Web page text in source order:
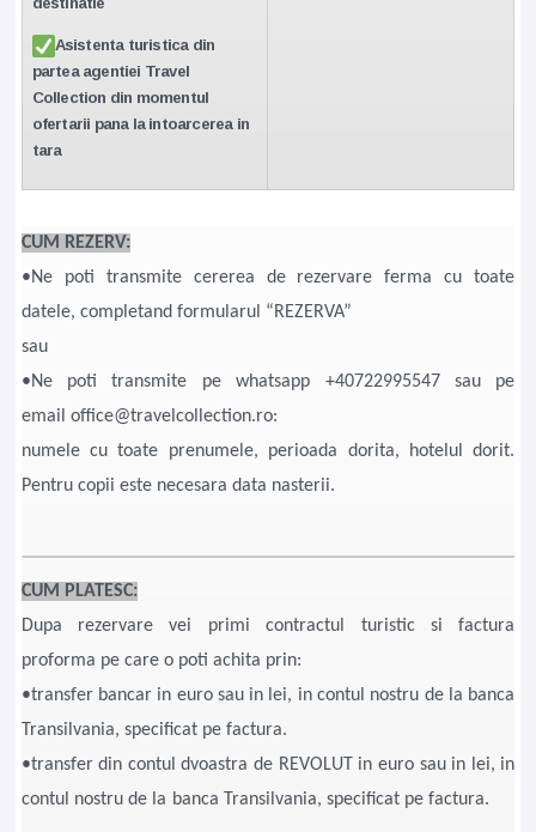
Asistenta turistica din
partea agentiei Travel
Collection din momentul
ofertarii pana la intoarcerea in
tara
CUM REZERV:
•Ne poti transmite cererea de rezervare ferma cu toate
datele, completand formularul “REZERVA”
sau
•Ne poti transmite pe whatsapp +40722995547 sau pe
email office@travelcollection.ro:
numele cu toate prenumele, perioada dorita, hotelul dorit.
Pentru copii este necesara data nasterii.
CUM PLATESC:
Dupa rezervare vei primi contractul turistic si factura
proforma pe care o poti achita prin:
•transfer bancar in euro sau in lei, in contul nostru de la banca
Transilvania, specificat pe factura.
•transfer din contul dvoastra de REVOLUT in euro sau in lei, in
contul nostru de la banca Transilvania, specificat pe factura.